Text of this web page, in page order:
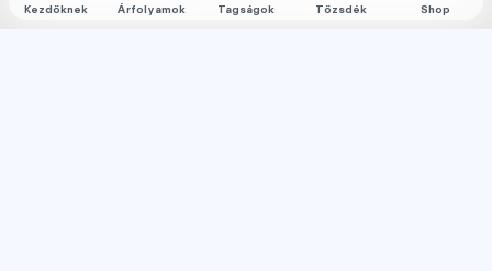
Kezdőknek Árfolyamok Tagságok Tőzsdék Shop
Rólunk